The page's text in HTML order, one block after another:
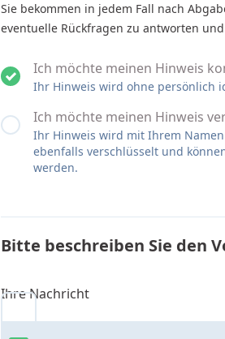
Sie bekommen in jedem Fall nach
eventuelle Rückfragen zu antworten
Ich möchte meinen Hinweis
Ihr Hinweis wird ohne persönlich
Ich möchte meinen Hinweis
Ihr Hinweis wird mit Ihrem
ebenfalls verschlüsselt und
werden.
Bitte beschreiben Sie den
Ihre Nachricht